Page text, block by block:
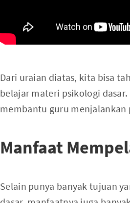
Dari uraian diatas, kita bisa
belajar materi psikologi
membantu guru menjalankan
Manfaat
Selain punya banyak tujuan